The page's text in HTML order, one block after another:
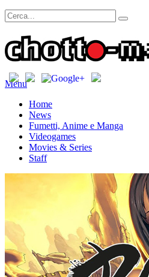
Menu
Home
News
Fumetti, Anime e Manga
Videogames
Movies & Series
Staff